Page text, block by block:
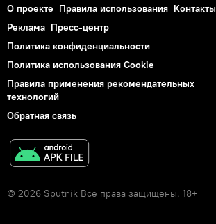
О проекте Правила использования Контакты
Реклама Пресс-центр
Политика конфиденциальности
Политика использования Cookie
Правила применения рекомендательных
технологий
Обратная связь
© 2026 Sputnik Все права защищены. 18+